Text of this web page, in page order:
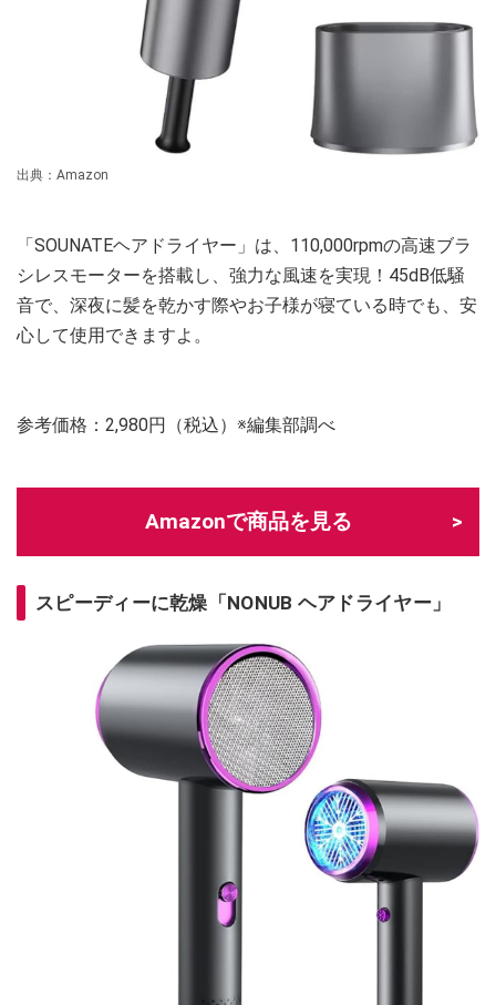
出典：Amazon
「SOUNATEヘアドライヤー」は、110,000rpmの高速ブラ
シレスモーターを搭載し、強力な風速を実現！45dB低騒
音で、深夜に髪を乾かす際やお子様が寝ている時でも、安
心して使用できますよ。
参考価格：2,980円（税込）※編集部調べ
Amazonで商品を見る
スピーディーに乾燥「NONUB ヘアドライヤー」